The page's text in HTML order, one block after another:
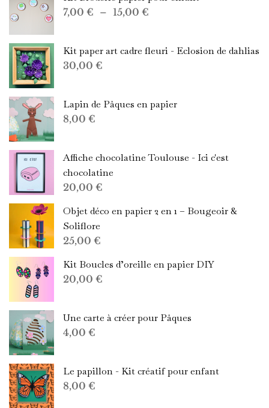
7,00 € – 15,00 €
7,00 €
Kit paper art cadre fleuri - Eclosion de dahlias
30,00 €
Lapin de Pâques en papier
8,00 €
Affiche chocolatine Toulouse - Ici c'est
chocolatine
20,00 €
Objet déco en papier 2 en 1 – Bougeoir &
Soliflore
25,00 €
Kit Boucles d’oreille en papier DIY
20,00 €
Une carte à créer pour Pâques
4,00 €
Le papillon - Kit créatif pour enfant
8,00 €